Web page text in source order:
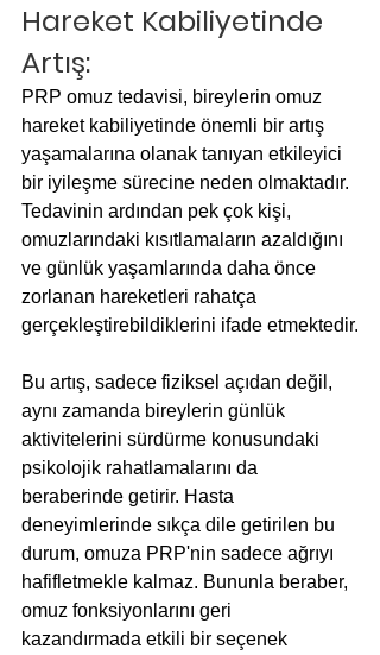
Hareket Kabiliyetinde
Artış:
PRP omuz tedavisi, bireylerin omuz
hareket kabiliyetinde önemli bir artış
yaşamalarına olanak tanıyan etkileyici
bir iyileşme sürecine neden olmaktadır.
Tedavinin ardından pek çok kişi,
omuzlarındaki kısıtlamaların azaldığını
ve günlük yaşamlarında daha önce
zorlanan hareketleri rahatça
gerçekleştirebildiklerini ifade etmektedir.
Bu artış, sadece fiziksel açıdan değil,
aynı zamanda bireylerin günlük
aktivitelerini sürdürme konusundaki
psikolojik rahatlamalarını da
beraberinde getirir. Hasta
deneyimlerinde sıkça dile getirilen bu
durum, omuza PRP'nin sadece ağrıyı
hafifletmekle kalmaz. Bununla beraber,
omuz fonksiyonlarını geri
kazandırmada etkili bir seçenek